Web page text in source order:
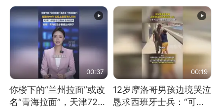
00:37
你楼下的“兰州拉面”或改
名“青海拉面”，天津72家
00:19
12岁摩洛哥男孩边境哭泣
恳求西班牙士兵：“可不